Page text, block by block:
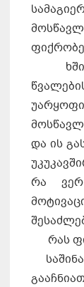
და ის
რა ვერ
რას